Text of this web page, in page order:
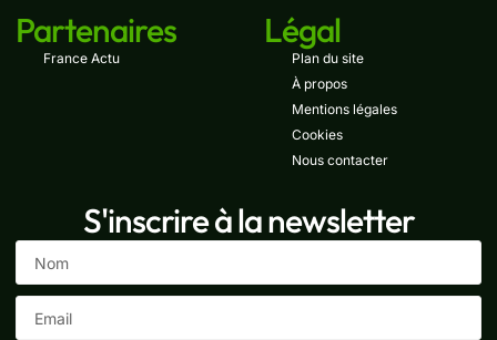
Partenaires
France Actu
Légal
Plan du site
À propos
Mentions légales
Cookies
Nous contacter
S'inscrire à la newsletter